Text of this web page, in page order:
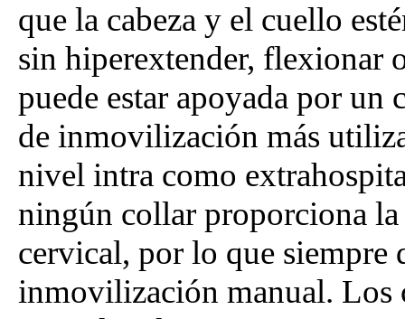
que la cabeza y el cuello
sin hiperextender, flexionar
puede estar apoyada por
de inmovilización más
nivel intra como
ningún collar proporciona
cervical, por lo que siempre
inmovilización manual. Los